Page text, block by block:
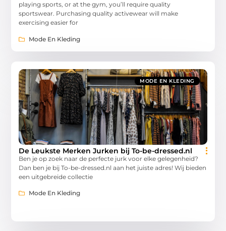
playing sports, or at the gym, you’ll require quality
sportswear. Purchasing quality activewear will make
exercising easier for
Mode En Kleding
MODE EN KLEDING
De Leukste Merken Jurken bij To-be-dressed.nl
Ben je op zoek naar de perfecte jurk voor elke gelegenheid?
Dan ben je bij To-be-dressed.nl aan het juiste adres! Wij bieden
een uitgebreide collectie
Mode En Kleding